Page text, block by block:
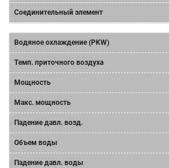
Соединительный элемент
Водяное охлаждение (PKW)
Tемп. приточного воздуха
Мощность
Mакс. мощность
Падение давл. возд.
Объем воды
Падение давл. воды